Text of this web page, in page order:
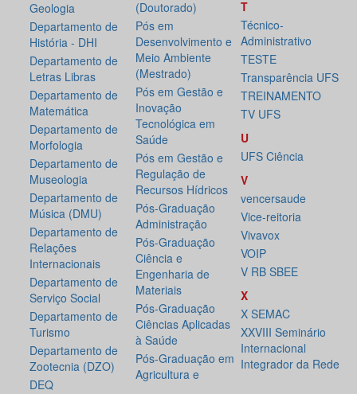
Geologia
Departamento de
História - DHI
Departamento de
Letras Libras
Departamento de
Matemática
Departamento de
Morfologia
Departamento de
Museologia
Departamento de
Música (DMU)
Departamento de
Relações
Internacionais
Departamento de
Serviço Social
Departamento de
Turismo
Departamento de
Zootecnia (DZO)
DEQ
(Doutorado)
Pós em
Desenvolvimento e
Meio Ambiente
(Mestrado)
Pós em Gestão e
Inovação
Tecnológica em
Saúde
Pós em Gestão e
Regulação de
Recursos Hídricos
Pós-Graduação
Administração
Pós-Graduação
Ciência e
Engenharia de
Materiais
Pós-Graduação
Ciências Aplicadas
à Saúde
Pós-Graduação em
Agricultura e
T
Técnico-
Administrativo
TESTE
Transparência UFS
TREINAMENTO
TV UFS
U
UFS Ciência
V
vencersaude
Vice-reitoria
Vivavox
VOIP
V RB SBEE
X
X SEMAC
XXVIII Seminário
Internacional
Integrador da Rede